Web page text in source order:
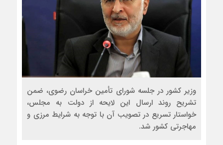
وزیر کشور در جلسه شورای تأمین خراسان رضوی، ضمن
تشریح روند ارسال این لایحه از دولت به مجلس،
خواستار تسریع در تصویب آن با توجه به شرایط مرزی و
مهاجرتی کشور شد.